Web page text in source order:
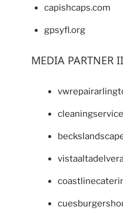
capishcaps.com
gpsyfl.org
MEDIA PARTNER